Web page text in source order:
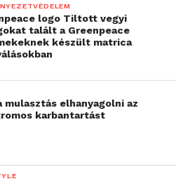
logo Tiltott vegyi
talált a Greenpeace
készült matrica
mulasztás elhanyagolni az
karbantartást